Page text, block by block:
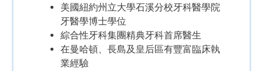
美國紐約州立大學石溪分校牙科醫學院
牙醫學博士學位
綜合性牙科集團精典牙科首席醫生
在曼哈頓、長島及皇后區有豐富臨床執
業經驗